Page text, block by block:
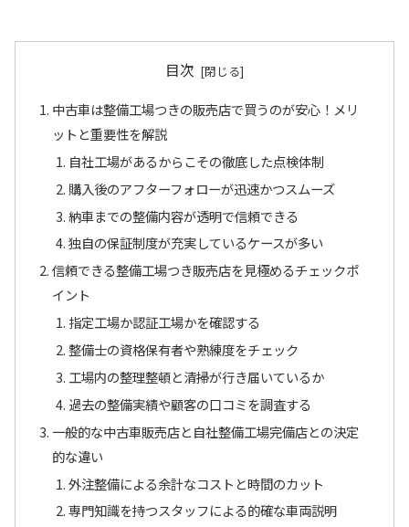
目次
中古車は整備工場つきの販売店で買うのが安心！メリ
ットと重要性を解説
自社工場があるからこその徹底した点検体制
購入後のアフターフォローが迅速かつスムーズ
納車までの整備内容が透明で信頼できる
独自の保証制度が充実しているケースが多い
信頼できる整備工場つき販売店を見極めるチェックポ
イント
指定工場か認証工場かを確認する
整備士の資格保有者や熟練度をチェック
工場内の整理整頓と清掃が行き届いているか
過去の整備実績や顧客の口コミを調査する
一般的な中古車販売店と自社整備工場完備店との決定
的な違い
外注整備による余計なコストと時間のカット
専門知識を持つスタッフによる的確な車両説明